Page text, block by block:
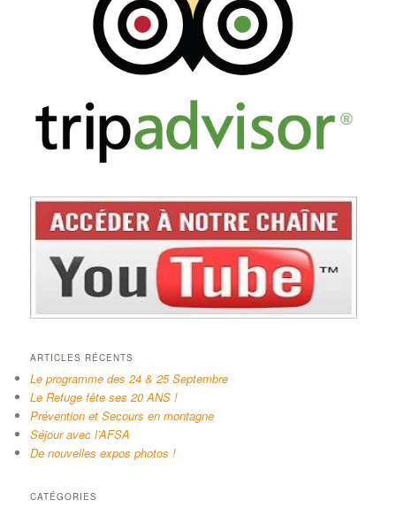
ARTICLES RÉCENTS
Le programme des 24 & 25 Septembre
Le Refuge fête ses 20 ANS !
Prévention et Secours en montagne
Séjour avec l’AFSA
De nouvelles expos photos !
CATÉGORIES